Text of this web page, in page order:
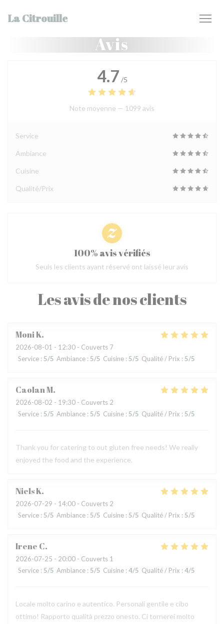
La Citrouille
Avis
Les avis de nos clients
MoniK
2026-08-01 - 12:30 - Couverts 7
Service : 5/5 Ambiance : 5/5 Cuisine : 5/5 Qualité / Prix : 5/5
CaolanM
2026-08-02 - 19:30 - Couverts 2
Service : 5/5 Ambiance : 5/5 Cuisine : 5/5 Qualité / Prix : 5/5
Thank you for catering to out gluten free needs! We really
enjoyed the food and the experience.
NielsK
2026-07-29 - 14:00 - Couverts 2
Service : 5/5 Ambiance : 5/5 Cuisine : 5/5 Qualité / Prix : 5/5
Irene C
2026-07-25 - 20:00 - Couverts 1
Service : 5/5 Ambiance : 5/5 Cuisine : 4/5 Qualité / Prix : 4/5
Locale molto carino e autentico. Personali gentile e cibo
ottimo! Rapporto qualità prezzo onesto. Ci tornerei molto
4.7 /5
Note moyenne — 1099 avis
Service
Ambiance
Cuisine
Qualité/Prix
100% avis vérifiés
Seuls les clients ayant réservé ont laissé leur avis